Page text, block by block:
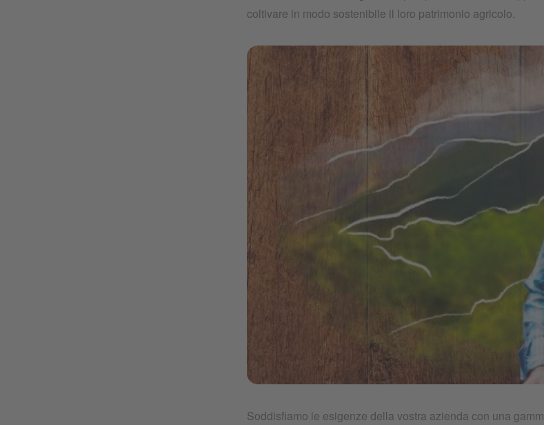
coltivare in modo sostenibile il loro patrimonio agricolo.
Soddisfiamo le esigenze della vostra azienda con una